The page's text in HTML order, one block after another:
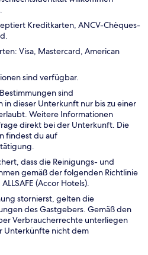
Kreditkarten, ANCV-Chèques-
Visa, Mastercard, American
sind verfügbar.
sind
in dieser Unterkunft nur bis zu einer
Weitere Informationen
direkt bei der Unterkunft. Die
findest du auf
dass die Reinigungs- und
gemäß der folgenden Richtlinie
(Accor Hotels).
stornierst, gelten die
des Gastgebers. Gemäß den
Verbraucherrechte unterliegen
Unterkünfte nicht dem